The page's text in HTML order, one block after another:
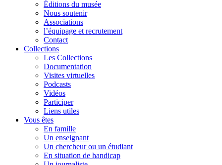
Éditions du musée
Nous soutenir
Associations
l’équipage et recrutement
Contact
Collections
Les Collections
Documentation
Visites virtuelles
Podcasts
Vidéos
Participer
Liens utiles
Vous êtes
En famille
Un enseignant
Un chercheur ou un étudiant
En situation de handicap